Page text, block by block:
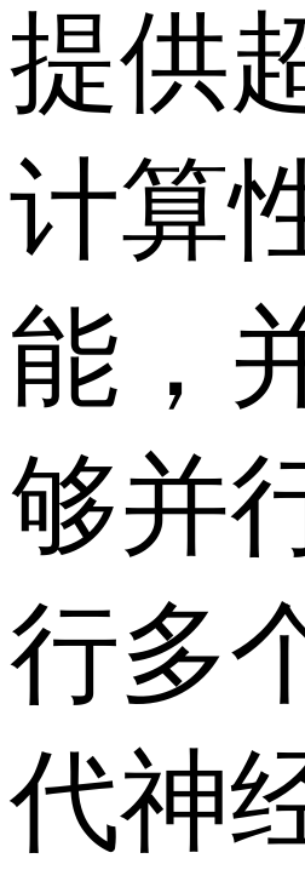
提供
计算
能，
够并
行多
代神